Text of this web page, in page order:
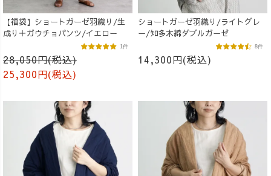
【福袋】ショートガーゼ羽織り/生
成り＋ガウチョパンツ/イエロー
28,050円(税込)
25,300円(税込)
1件
ショートガーゼ羽織り/ライトグレ
ー/知多木綿ダブルガーゼ
14,300円(税込)
8件